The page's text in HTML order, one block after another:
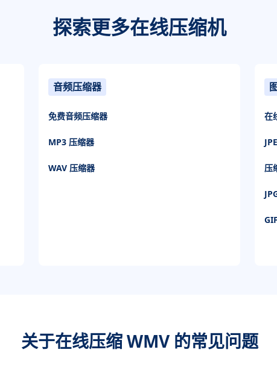
探索更多在线压缩机
音频压缩器
免费音频压缩器
MP3 压缩器
WAV 压缩器
在
压
关于在线压缩 WMV 的常见问题